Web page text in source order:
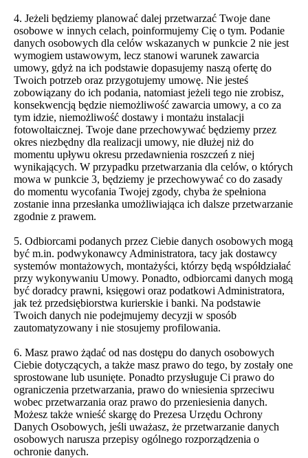
4. Jeżeli będziemy planować dalej przetwarzać Twoje dane
osobowe w innych celach, poinformujemy Cię o tym. Podanie
danych osobowych dla celów wskazanych w punkcie 2 nie jest
wymogiem ustawowym, lecz stanowi warunek zawarcia
umowy, gdyż na ich podstawie dopasujemy naszą ofertę do
Twoich potrzeb oraz przygotujemy umowę. Nie jesteś
zobowiązany do ich podania, natomiast jeżeli tego nie zrobisz,
konsekwencją będzie niemożliwość zawarcia umowy, a co za
tym idzie, niemożliwość dostawy i montażu instalacji
fotowoltaicznej. Twoje dane przechowywać będziemy przez
okres niezbędny dla realizacji umowy, nie dłużej niż do
momentu upływu okresu przedawnienia roszczeń z niej
wynikających. W przypadku przetwarzania dla celów, o których
mowa w punkcie 3, będziemy je przechowywać co do zasady
do momentu wycofania Twojej zgody, chyba że spełniona
zostanie inna przesłanka umożliwiająca ich dalsze przetwarzanie
zgodnie z prawem.
5. Odbiorcami podanych przez Ciebie danych osobowych mogą
być m.in. podwykonawcy Administratora, tacy jak dostawcy
systemów montażowych, montażyści, którzy będą współdziałać
przy wykonywaniu Umowy. Ponadto, odbiorcami danych mogą
być doradcy prawni, księgowi oraz podatkowi Administratora,
jak też przedsiębiorstwa kurierskie i banki. Na podstawie
Twoich danych nie podejmujemy decyzji w sposób
zautomatyzowany i nie stosujemy profilowania.
6. Masz prawo żądać od nas dostępu do danych osobowych
Ciebie dotyczących, a także masz prawo do tego, by zostały one
sprostowane lub usunięte. Ponadto przysługuje Ci prawo do
ograniczenia przetwarzania, prawo do wniesienia sprzeciwu
wobec przetwarzania oraz prawo do przeniesienia danych.
Możesz także wnieść skargę do Prezesa Urzędu Ochrony
Danych Osobowych, jeśli uważasz, że przetwarzanie danych
osobowych narusza przepisy ogólnego rozporządzenia o
ochronie danych.